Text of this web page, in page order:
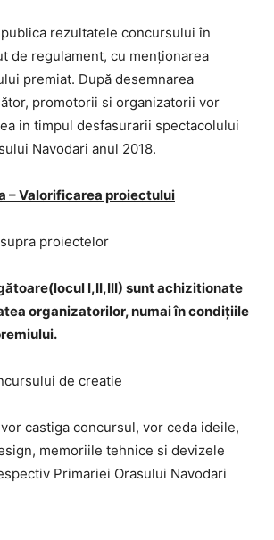
rezultatele concursului în
de regulament, cu menționarea
premiat. După desemnarea
promotorii si organizatorii vor
in timpul desfasurarii spectacolului
Navodari anul 2018.
– Valorificarea proiectului
proiectelor
I,II,III) sunt achizitionate
organizatorilor, numai în condițiile
de creatie
castiga concursul, vor ceda ideile,
memoriile tehnice si devizele
Primariei Orasului Navodari